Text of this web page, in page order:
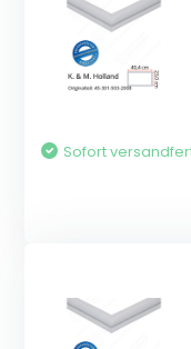
Sofort